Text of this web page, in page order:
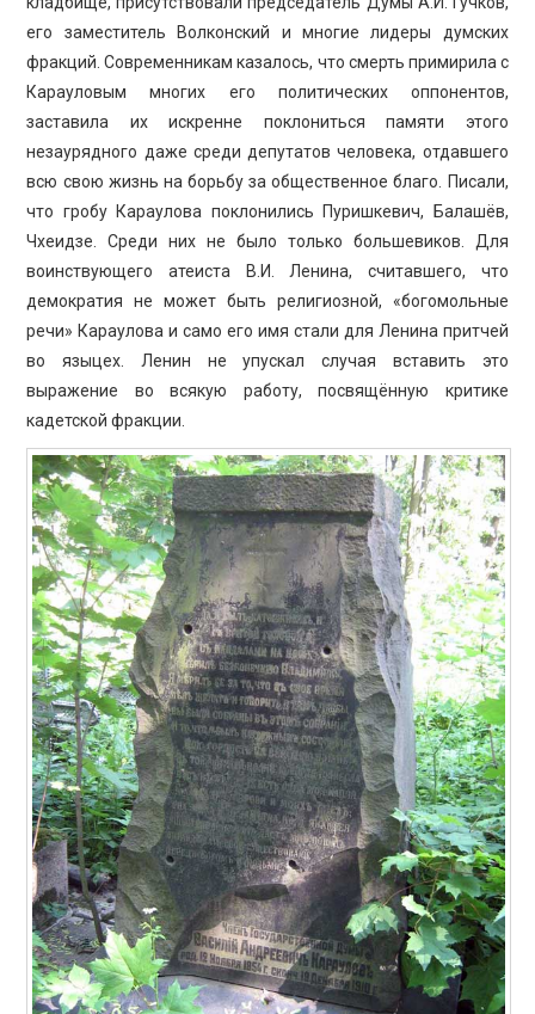
его заместитель Волконский и многие лидеры думских
фракций. Современникам казалось, что смерть примирила с
Карауловым многих его политических оппонентов,
заставила их искренне поклониться памяти этого
незаурядного даже среди депутатов человека, отдавшего
всю свою жизнь на борьбу за общественное благо. Писали,
что гробу Караулова поклонились Пуришкевич, Балашёв,
Чхеидзе. Среди них не было только большевиков. Для
воинствующего атеиста В.И. Ленина, считавшего, что
демократия не может быть религиозной, «богомольные
речи» Караулова и само его имя стали для Ленина притчей
во языцех. Ленин не упускал случая вставить это
выражение во всякую работу, посвящённую критике
кадетской фракции.